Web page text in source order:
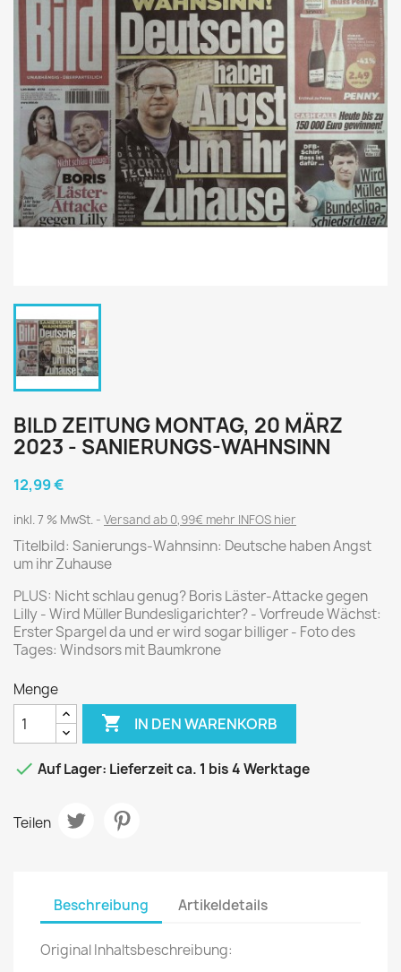
BILD ZEITUNG MONTAG, 20 MÄRZ
2023 - SANIERUNGS-WAHNSINN
12,99 €
inkl. 7 % MwSt. Versand ab 0,99€ mehr INFOS hier
Titelbild: Sanierungs-Wahnsinn: Deutsche haben Angst
um ihr Zuhause
PLUS: Nicht schlau genug? Boris Läster-Attacke gegen
Lilly - Wird Müller Bundesligarichter? - Vorfreude Wächst:
Erster Spargel da und er wird sogar billiger - Foto des
Tages: Windsors mit Baumkrone
Menge
 IN DEN WARENKORB
 Auf Lager: Lieferzeit ca. 1 bis 4 Werktage
Teilen
Beschreibung Artikeldetails
Original Inhaltsbeschreibung: